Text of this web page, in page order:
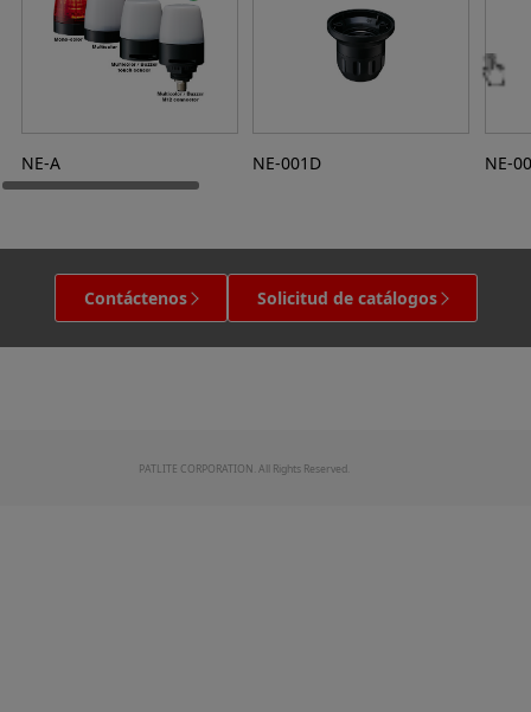
NE-A NE-001D NE-
Contáctenos Solicitud de catálogos
PATLITE CORPORATION. All Rights Reserved.